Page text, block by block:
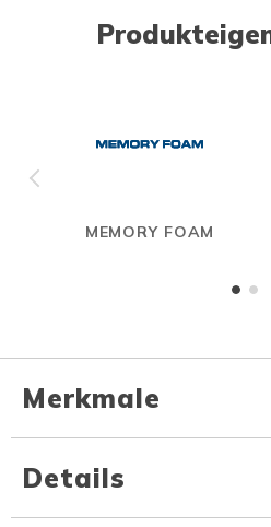
MEMORY FOAM
Merkmale
Details